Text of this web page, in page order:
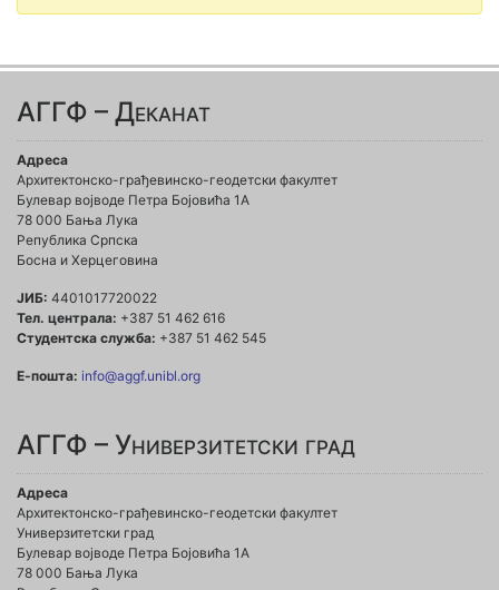
АГГФ – Деканат
Адреса
Архитектонско-грађевинско-геодетски факултет
Булевар војводе Петра Бојовића 1A
78 000 Бања Лука
Република Српска
Босна и Херцеговина
ЈИБ: 4401017720022
Тел. централа: +387 51 462 616
Студентска служба: +387 51 462 545
Е-пошта: info@aggf.unibl.org
АГГФ – Универзитетски град
Адреса
Архитектонско-грађевинско-геодетски факултет
Универзитетски град
Булевар војводе Петра Бојовића 1A
78 000 Бања Лука